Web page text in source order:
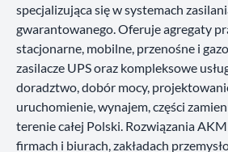
specjalizująca się w systemach
gwarantowanego. Oferuje agregaty
stacjonarne, mobilne, przenośne i
zasilacze UPS oraz kompleksowe
doradztwo, dobór mocy,
uruchomienie, wynajem, części
terenie całej Polski. Rozwiązania
firmach i biurach, zakładach